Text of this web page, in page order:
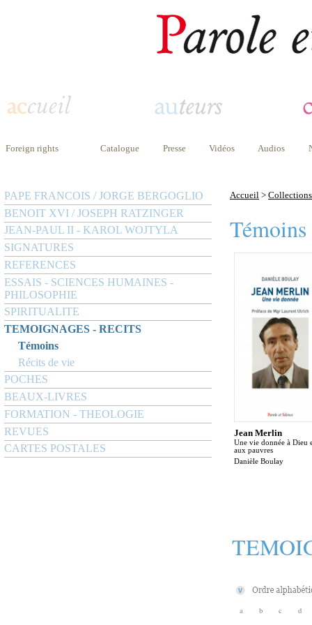
Foreign rights Catalogue Presse Vidéos Audios
PAPE FRANCOIS / JORGE BERGOGLIO
BENOIT XVI / JOSEPH RATZINGER
JEAN-PAUL II - KAROL WOJTYLA
SIGNATURES
REFERENCES
ESSAIS - SCIENCES HUMAINES -
PHILOSOPHIE
SPIRITUALITE
TEMOIGNAGES - RECITS
Témoins
Récits de vie
POCHES
BEAUX-LIVRES
FORMATION - THEOLOGIE
REVUES
CARTES POSTALES
Accueil > Collections
Témoins
Jean Merlin
Une vie donnée à Dieu
aux pauvres
Danièle Boulay
a b c d